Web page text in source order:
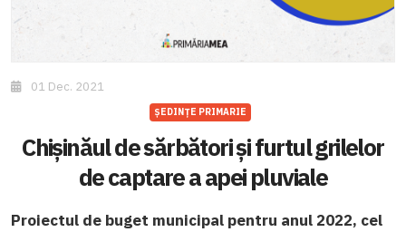
01 Dec. 2021
ȘEDINȚE PRIMARIE
Chișinăul de sărbători și furtul grilelor
de captare a apei pluviale
Proiectul de buget municipal pentru anul 2022, cel